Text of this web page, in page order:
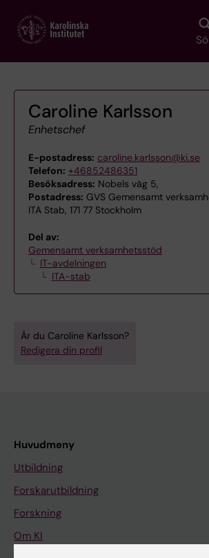
main
Caroline Karlsson
Enhetschef
E-postadress: caroline.karlsson@ki.se
Telefon: +46852486351
Besöksadress: Nobels väg 5,
Postadress: GVS Gemensamt
ITA Stab, 171 77 Stockholm
Del av:
Gemensamt verksamhetsstöd
IT-avdelningen
ITA-stab
Är du Caroline Karlsson?
Redigera din profil
Huvudmeny
Utbildning
Forskarutbildning
Forskning
Om KI